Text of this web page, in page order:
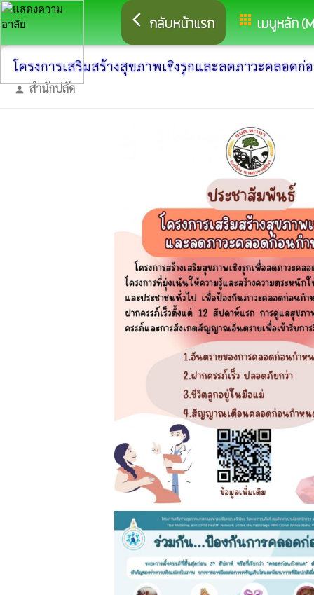
arrow_back_ios กลับหน้าแรก apps เมนูหลัก
โครงการเสริมสร้างสุขภาพเชิงรุกและลดภาวะคลอดก่
person สำนักปลัด